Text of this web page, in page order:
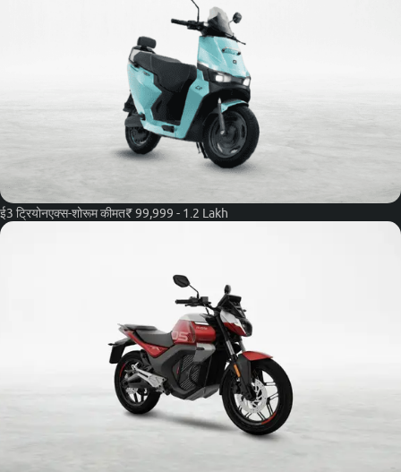
ई3 ट्रियोनएक्स-शोरूम कीमत₹ 99,999 - 1.2 Lakh